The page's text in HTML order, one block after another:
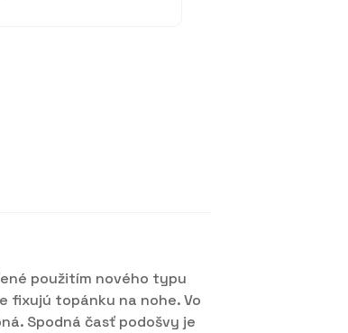
použitím nového typu
fixujú topánku na nohe. Vo
Spodná časť podošvy je